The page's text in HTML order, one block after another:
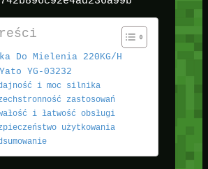
Do Mielenia 220KG/H
YG-03232
i moc silnika
zastosowań
i łatwość obsługi
użytkowania